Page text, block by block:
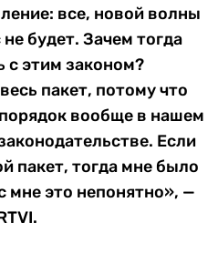
все, новой волны
будет. Зачем тогда
с этим законом?
пакет, потому что
вообще в нашем
Если
пакет, тогда мне было
мне это непонятно», —